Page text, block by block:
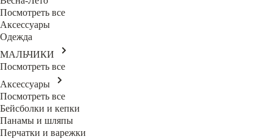
Посмотреть все
Аксессуары
Одежда
МАЛЬЧИКИ
Посмотреть все
Аксессуары
Посмотреть все
Бейсболки и кепки
Панамы и шляпы
Перчатки и варежки